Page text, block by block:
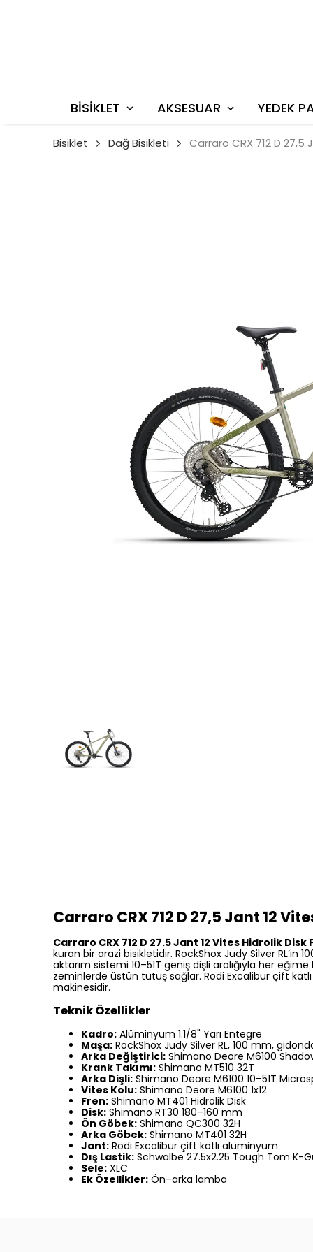
BİSİKLET AKSESUAR YEDEK
Bisiklet Dağ Bisikleti Carraro CRX 712 D 27,5
Carraro CRX 712 D 27,5 Jant 12
Carraro CRX 712 D 27.5 Jant 12 Vites Hidrolik
kuran bir arazi bisikletidir. RockShox Judy Silver
aktarım sistemi 10–51T geniş dişli aralığıyla her
zeminlerde üstün tutuş sağlar. Rodi Excalibur çift
makinesidir.
Teknik Özellikler
Kadro: Alüminyum 1.1/8" Yarı Entegre
Maşa: RockShox Judy Silver RL, 100 mm,
Arka Değiştirici: Shimano Deore M6100
Krank Takımı: Shimano MT510 32T
Arka Dişli: Shimano Deore M6100 10–51T
Vites Kolu: Shimano Deore M6100 1x12
Fren: Shimano MT401 Hidrolik Disk
Disk: Shimano RT30 180–160 mm
Ön Göbek: Shimano QC300 32H
Arka Göbek: Shimano MT401 32H
Jant: Rodi Excalibur çift katlı alüminyum
Dış Lastik: Schwalbe 27.5x2.25 Tough Tom K-
Sele: XLC
Ek Özellikler: Ön–arka lamba